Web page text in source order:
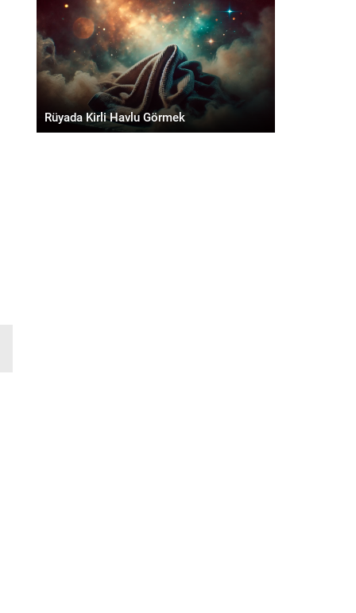
Rüyada Kirli Havlu Görmek